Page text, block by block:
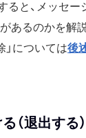
ると、メッセ
あるのかを解
」については後
（退出する